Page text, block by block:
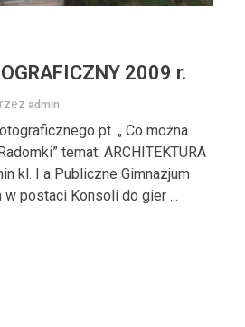
2009 r.
admin
pt. „ Co można
temat: ARCHITEKTURA
kl. I a Publiczne Gimnazjum
postaci Konsoli do gier ...